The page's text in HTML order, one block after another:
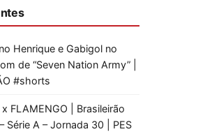
Henrique e Gabigol no
de “Seven Nation Army” |
#shorts
x FLAMENGO | Brasileirão
Série A – Jornada 30 | PES